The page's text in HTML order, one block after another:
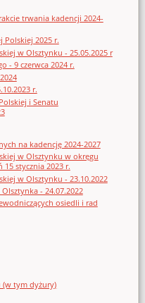
trwania kadencji 2024-
Polskiej 2025 r.
w Olsztynku - 25.05.2025 r
- 9 czerwca 2024 r.
r.
i Senatu
na kadencję 2024-2027
w Olsztynku w okręgu
stycznia 2023 r.
w Olsztynku - 23.10.2022
- 24.07.2022
osiedli i rad
(w tym dyżury)